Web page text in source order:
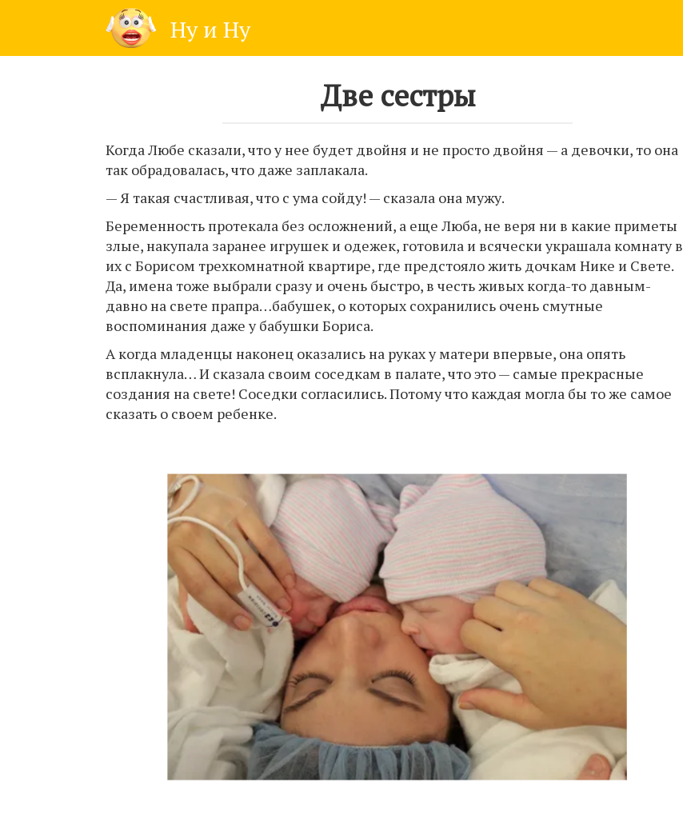
Ну и Ну
Две сестры
Когда Любе сказали, что у нее будет двойня и не просто двойня — а девочки, то она
так обрадовалась, что даже заплакала.
— Я такая счастливая, что с ума сойду! — сказала она мужу.
Беременность протекала без осложнений, а еще Люба, не веря ни в какие приметы
злые, накупала заранее игрушек и одежек, готовила и всячески украшала комнату в
их с Борисом трехкомнатной квартире, где предстояло жить дочкам Нике и Свете.
Да, имена тоже выбрали сразу и очень быстро, в честь живых когда-то давным-
давно на свете прапра…бабушек, о которых сохранились очень смутные
воспоминания даже у бабушки Бориса.
А когда младенцы наконец оказались на руках у матери впервые, она опять
всплакнула… И сказала своим соседкам в палате, что это — самые прекрасные
создания на свете! Соседки согласились. Потому что каждая могла бы то же самое
сказать о своем ребенке.